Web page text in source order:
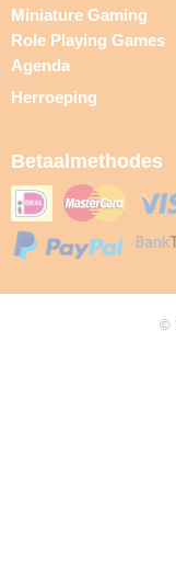
Miniature Gaming
Role Playing Games
Agenda
Herroeping
Betaalmethodes
©